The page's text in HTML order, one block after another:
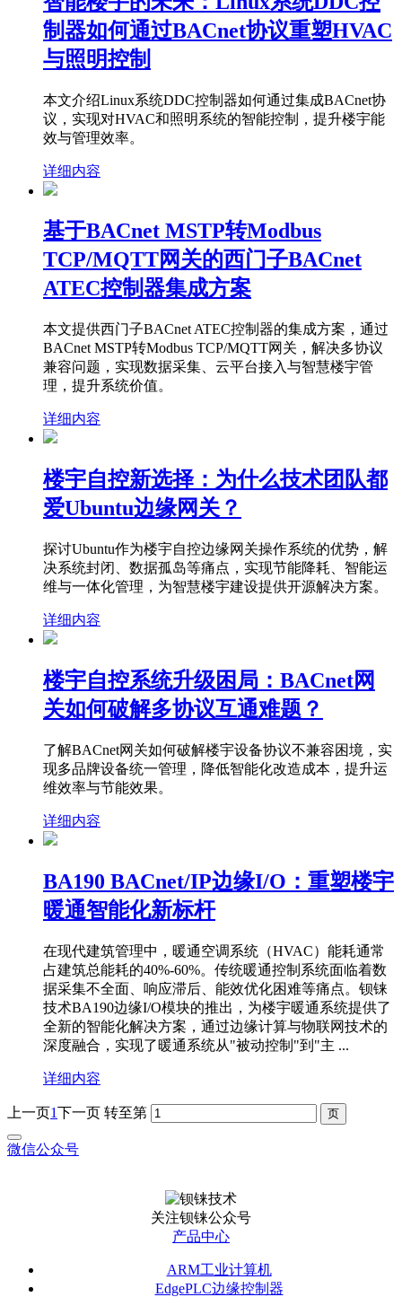
制器如何通过BACnet协议重塑HVAC
与照明控制
本文介绍Linux系统DDC控制器如何通过集成BACnet协
议，实现对HVAC和照明系统的智能控制，提升楼宇能
效与管理效率。
详细内容
基于BACnet MSTP转Modbus
TCP/MQTT网关的西门子BACnet
ATEC控制器集成方案
本文提供西门子BACnet ATEC控制器的集成方案，通过
BACnet MSTP转Modbus TCP/MQTT网关，解决多协议
兼容问题，实现数据采集、云平台接入与智慧楼宇管
理，提升系统价值。
详细内容
楼宇自控新选择：为什么技术团队都
爱Ubuntu边缘网关？
探讨Ubuntu作为楼宇自控边缘网关操作系统的优势，解
决系统封闭、数据孤岛等痛点，实现节能降耗、智能运
维与一体化管理，为智慧楼宇建设提供开源解决方案。
详细内容
楼宇自控系统升级困局：BACnet网
关如何破解多协议互通难题？
了解BACnet网关如何破解楼宇设备协议不兼容困境，实
现多品牌设备统一管理，降低智能化改造成本，提升运
维效率与节能效果。
详细内容
BA190 BACnet/IP边缘I/O：重塑楼宇
暖通智能化新标杆
在现代建筑管理中，暖通空调系统（HVAC）能耗通常
占建筑总能耗的40%-60%。传统暖通控制系统面临着数
据采集不全面、响应滞后、能效优化困难等痛点。钡铼
技术BA190边缘I/O模块的推出，为楼宇暖通系统提供了
全新的智能化解决方案，通过边缘计算与物联网技术的
深度融合，实现了暖通系统从"被动控制"到"主 ...
详细内容
上一页1下一页 转至第
微信公众号
关注钡铼公众号
产品中心
ARM工业计算机
EdgePLC边缘控制器